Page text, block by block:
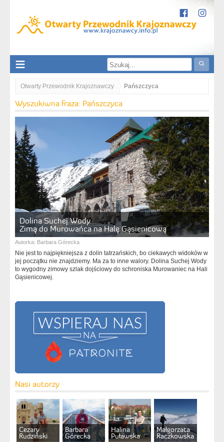
Otwarty Przewodnik Krajoznawczy Pańszczyca
Wyszukiwna fraza: Pańszczyca
Dolina Suchej Wody
Zimą do Murowańca na Halę Gąsienicową
Autorka: Barbara Górecka
Nie jest to najpiękniejsza z dolin tatrzańskich, bo ciekawych widoków w
jej początku nie znajdziemy. Ma za to inne walory. Dolina Suchej Wody
to wygodny zimowy szlak dojściowy do schroniska Murowaniec na Hali
Gąsienicowej.
Nasi autorzy
Cezary
Rudziński
Barbara
Górecka
Halina
Puławska
Małgorzata
Raczkowska